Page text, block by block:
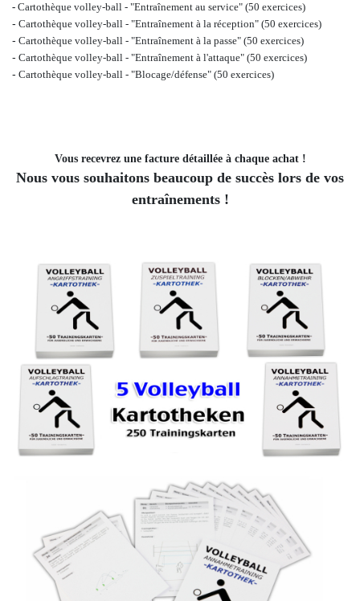
- Cartothèque volley-ball - "Entraînement au service" (50 exercices)
- Cartothèque volley-ball - "Entraînement à la réception" (50 exercices)
- Cartothèque volley-ball - "Entraînement à la passe" (50 exercices)
- Cartothèque volley-ball - "Entraînement à l'attaque" (50 exercices)
- Cartothèque volley-ball - "Blocage/défense" (50 exercices)
Vous recevrez une facture détaillée à chaque achat !
Nous vous souhaitons beaucoup de succès lors de vos
entraînements !